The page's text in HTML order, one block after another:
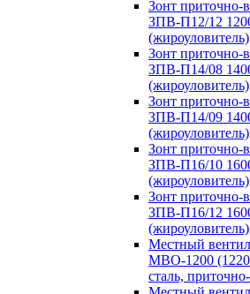
Зонт приточно-
ЗПВ-П12/12
(жироуловитель)
Зонт приточно-
ЗПВ-П14/08
(жироуловитель)
Зонт приточно-
ЗПВ-П14/09
(жироуловитель)
Зонт приточно-
ЗПВ-П16/10
(жироуловитель)
Зонт приточно-
ЗПВ-П16/12
(жироуловитель)
Местный
МВО-1200
сталь,